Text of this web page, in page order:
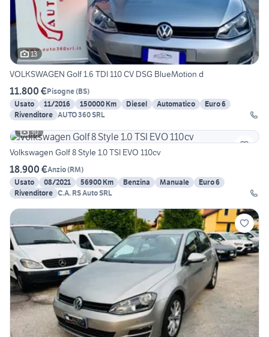
13
VOLKSWAGEN Golf 1.6 TDI 110 CV DSG BlueMotion d
11.800 €Pisogne(BS)
Usato
11/2016 150000 Km Diesel Automatico
Euro 6
Rivenditore AUTO 360 SRL
30
Volkswagen Golf 8 Style 1.0 TSI EVO 110cv
18.900 €Anzio(RM)
Usato
08/2021 56900 Km Benzina Manuale
Euro 6
Rivenditore C.A. RS Auto SRL